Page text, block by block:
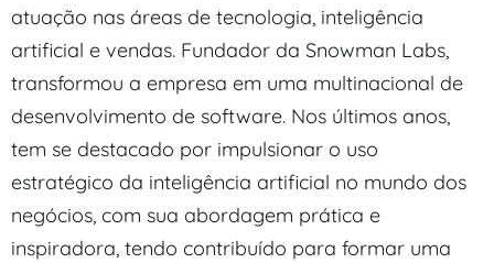
atuação nas áreas de tecnologia, inteligência
artificial e vendas. Fundador da Snowman Labs,
transformou a empresa em uma multinacional de
desenvolvimento de software. Nos últimos anos,
tem se destacado por impulsionar o uso
estratégico da inteligência artificial no mundo dos
negócios, com sua abordagem prática e
inspiradora, tendo contribuído para formar uma